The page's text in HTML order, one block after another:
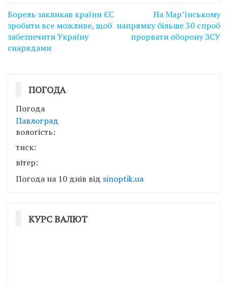
Навігація
записів
Борель закликав країни ЄС
зробити все можливе, щоб
забезпечити Україну
снарядами
На Мар’їнському
напрямку більше 30 спроб
прорвати оборону ЗСУ
ПОГОДА
Погода
Павлоград
вологість:
тиск:
вітер:
Погода на 10 днів від sinoptik.ua
КУРС ВАЛЮТ